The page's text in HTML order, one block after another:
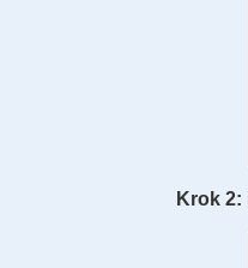
Krok 2: